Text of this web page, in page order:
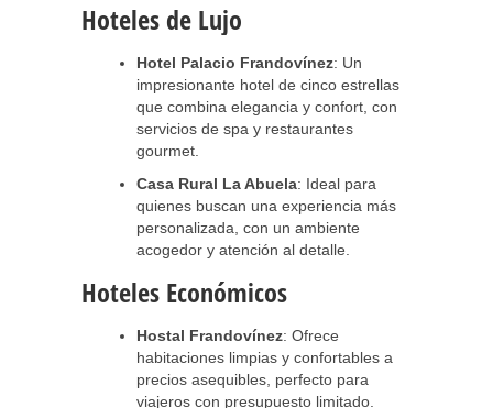
Hoteles de Lujo
Hotel Palacio Frandovínez: Un
impresionante hotel de cinco estrellas
que combina elegancia y confort, con
servicios de spa y restaurantes
gourmet.
Casa Rural La Abuela: Ideal para
quienes buscan una experiencia más
personalizada, con un ambiente
acogedor y atención al detalle.
Hoteles Económicos
Hostal Frandovínez: Ofrece
habitaciones limpias y confortables a
precios asequibles, perfecto para
viajeros con presupuesto limitado.